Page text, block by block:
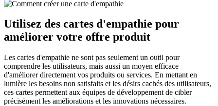
Utilisez des cartes d'empathie pour
améliorer votre offre produit
Les cartes d'empathie ne sont pas seulement un outil pour
comprendre les utilisateurs, mais aussi un moyen efficace
d'améliorer directement vos produits ou services. En mettant en
lumière les besoins non satisfaits et les désirs cachés des utilisateurs,
ces cartes permettent aux équipes de développement de cibler
précisément les améliorations et les innovations nécessaires.